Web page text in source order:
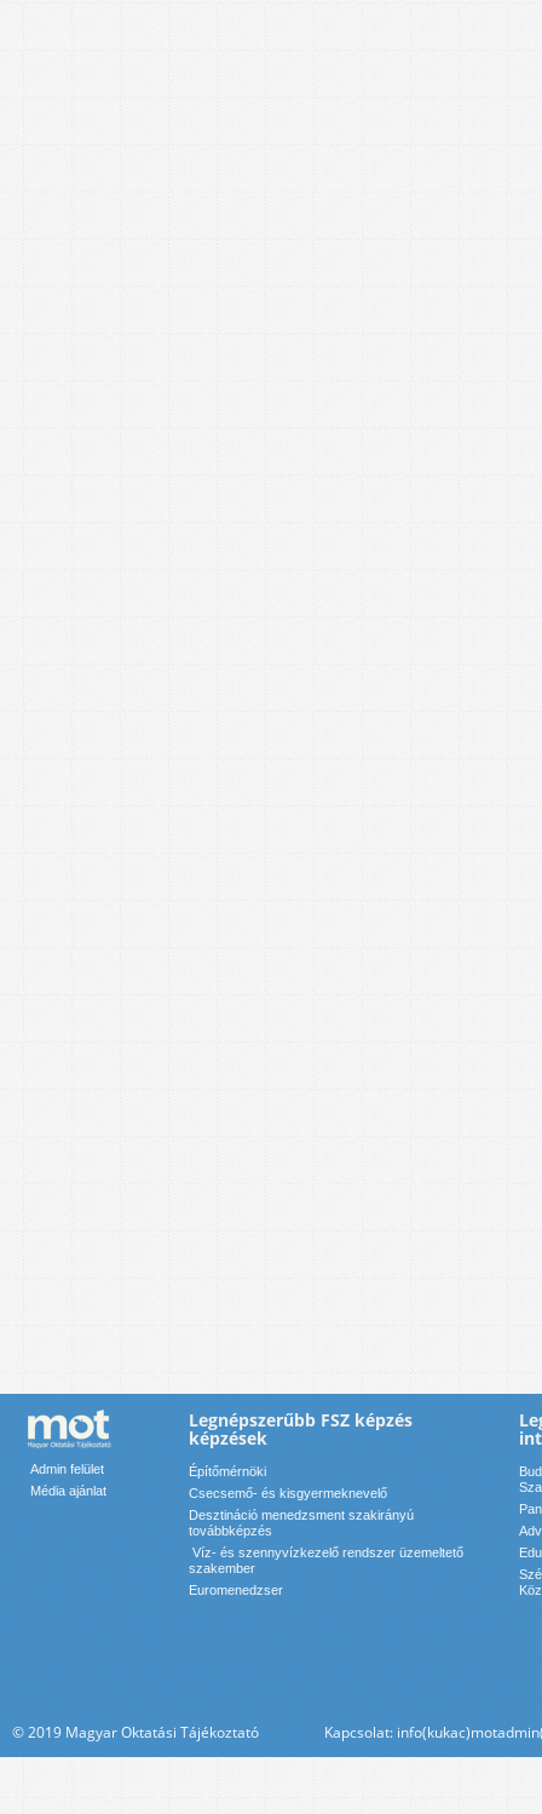
Admin felület
Média ajánlat
Legnépszerűbb FSZ képzés
képzések
Építőmérnöki
Csecsemő- és kisgyermeknevelő
Desztináció menedzsment szakirányú
továbbképzés
Víz- és szennyvízkezelő rendszer üzemeltető
szakember
Euromenedzser
© 2019 Magyar Oktatási Tájékoztató Kapcsolat: